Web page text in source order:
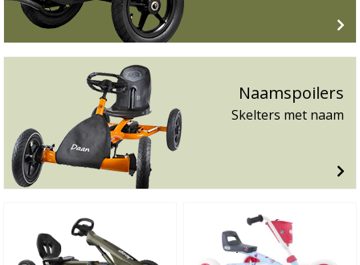
Naamspoilers
Skelters met naam